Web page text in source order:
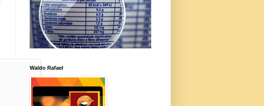
Waldo Rafael